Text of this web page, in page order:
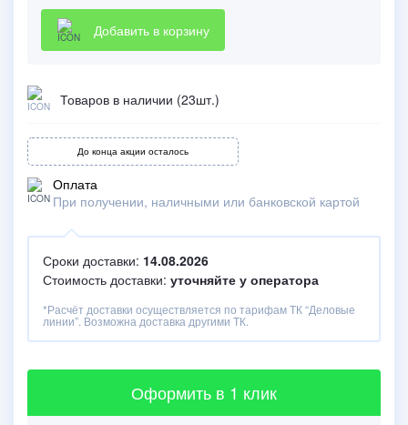
Добавить в корзину
Товаров в наличии (23шт.)
До конца акции осталось
Оплата
При получении, наличными или банковской картой
Сроки доставки: 14.08.2026
Стоимость доставки: уточняйте у оператора
*Расчёт доставки осуществляется по тарифам ТК “Деловые
линии”. Возможна доставка другими ТК.
Оформить в 1 клик